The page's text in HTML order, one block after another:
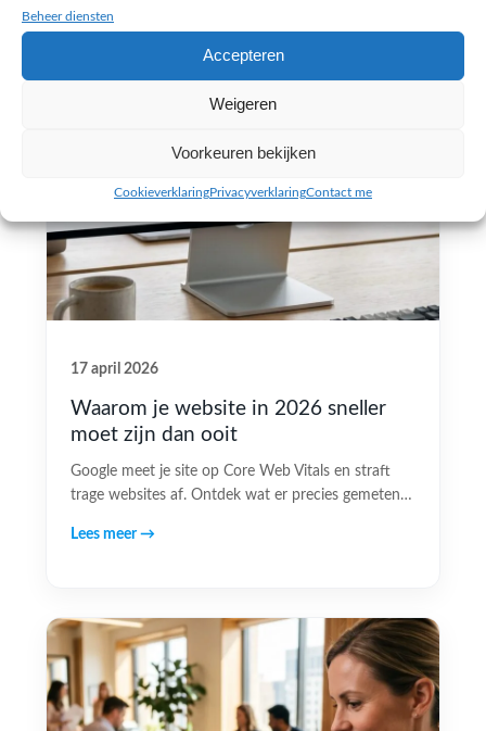
Beheer diensten
Accepteren
Weigeren
Voorkeuren bekijken
CookieverklaringPrivacyverklaringContact me
17 april 2026
Waarom je website in 2026 sneller
moet zijn dan ooit
Google meet je site op Core Web Vitals en straft
trage websites af. Ontdek wat er precies gemeten…
Lees meer →